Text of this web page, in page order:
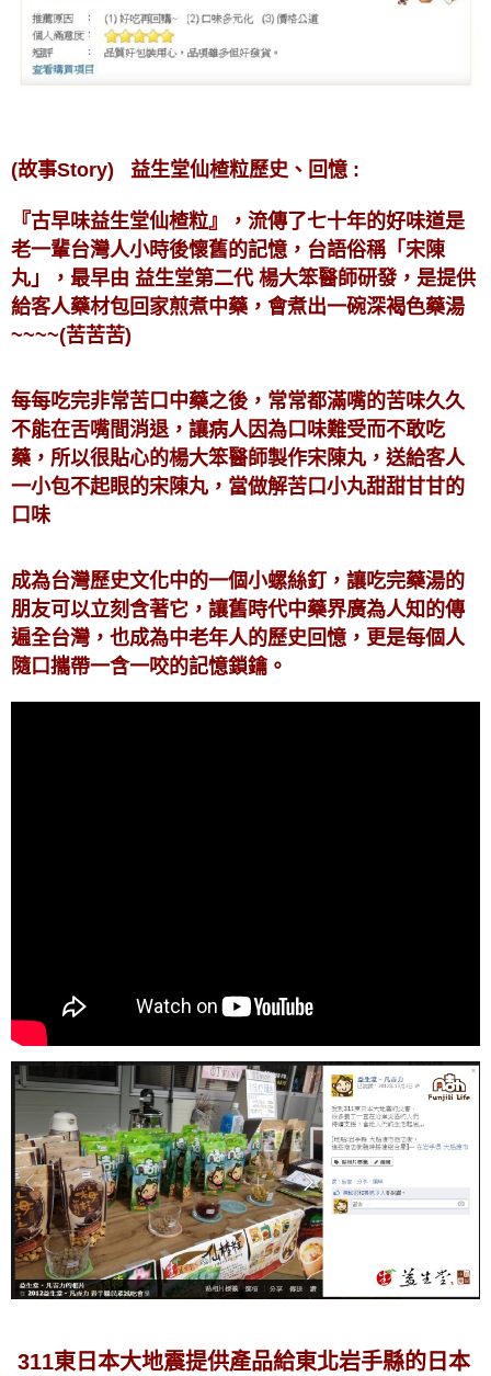
(故事Story) 益生堂仙楂粒歷史、回憶 :
『古早味益生堂仙楂粒』，流傳了七十年的好味道是
老一輩台灣人小時後懷舊的記憶，台語俗稱「宋陳
丸」，最早由 益生堂第二代 楊大笨醫師研發， 是提供
給客人藥材包回家煎煮中藥，會煮出一碗深褐色藥湯
~~~~(苦苦苦)
每每吃完非常苦口中藥之後，常常都滿嘴的苦味久久
不能在舌嘴間消退，讓病人因為口味難受而不敢吃
藥，所以很貼心的楊大笨醫師製作宋陳丸，送給客人
一小包不起眼的宋陳丸，當做解苦口小丸甜甜甘甘的
口味
成為台灣歷史文化中的一個小螺絲釘，讓吃完藥湯的
朋友可以立刻含著它，讓舊時代中藥界廣為人知的傳
遍全台灣，也成為中老年人的歷史回憶，更是每個人
隨口攜帶一含一咬的記憶鎖鑰。
311東日本大地震提供產品給東北岩手縣的日本